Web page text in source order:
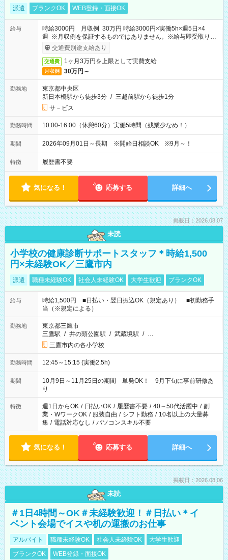
派遣 ブランクOK WEB登録・面接OK
給与
時給3000円 月収例 30万円 時給3000円×実働5h×週5日×4
週 ※月収例を保証するものではありません。※給与即受取りサ
ービス利用可（利用条件有）
交通費別途支給あり
交通費 1ヶ月3万円を上限として実費支給
月収例 30万円～
勤務地
東京都中央区
新日本橋駅から徒歩3分 / 三越前駅から徒歩1分
サ－ビス
勤務時間 10:00-16:00（休憩60分）実働5時間（残業少なめ！）
期間 2026年09月01日～長期 ※開始日相談OK ※9月～！
特徴 履歴書不要
気になる！ 応募する 詳細へ
掲載日：2026.08.07
未読
小学校の健康診断サポートスタッフ＊時給1,500
円×未経験OK／三鷹市内
派遣 職種未経験OK 社会人未経験OK 大学生歓迎 ブランクOK
給与
時給1,500円 ■日払い・翌日振込OK（規定あり） ■初勤務手
当（※規定による）
勤務地
東京都三鷹市
三鷹駅 / 井の頭公園駅 / 武蔵境駅 / …
三鷹市内の各小学校
勤務時間 12:45～15:15 (実働2.5h)
期間
10月9日～11月25日の期間 単発OK！ 9月下旬に事前研修あ
り
特徴 週1日からOK / 日払いOK / 履歴書不要 / 40～50代活躍中 / 副
業・WワークOK / 服装自由 / シフト勤務 / 10名以上の大量募
集 / 電話対応なし / パソコンスキル不要
気になる！ 応募する 詳細へ
掲載日：2026.08.06
未読
＃1日4時間～OK＃未経験歓迎！＃日払い＊イ
ベント会場でイスや机の運搬のお仕事
アルバイト 職種未経験OK 社会人未経験OK
大学生歓迎
ブランクOK
WEB登録・面接OK